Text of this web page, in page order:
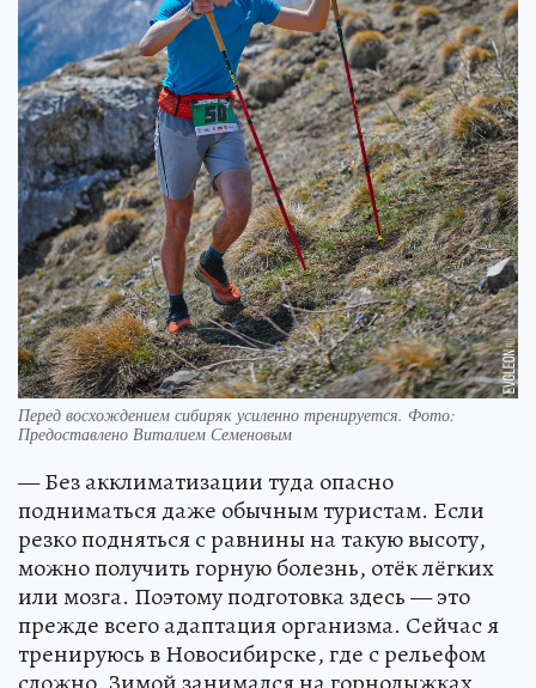
Перед восхождением сибиряк усиленно тренируется. Фото:
Предоставлено Виталием Семеновым
— Без акклиматизации туда опасно
подниматься даже обычным туристам. Если
резко подняться с равнины на такую высоту,
можно получить горную болезнь, отёк лёгких
или мозга. Поэтому подготовка здесь — это
прежде всего адаптация организма. Сейчас я
тренируюсь в Новосибирске, где с рельефом